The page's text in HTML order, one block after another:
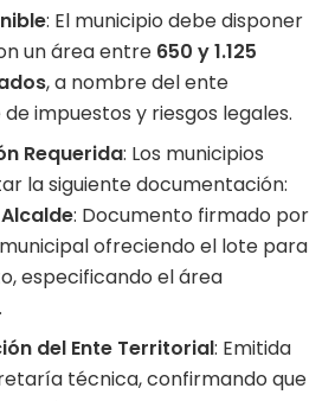
: El municipio debe disponer
un área entre 650 y 1.125
, a nombre del ente
impuestos y riesgos legales.
Requerida: Los municipios
la siguiente documentación:
: Documento firmado por
ofreciendo el lote para
especificando el área
del Ente Territorial: Emitida
técnica, confirmando que